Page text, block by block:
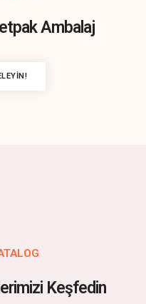
Ambalaj
Keşfedin